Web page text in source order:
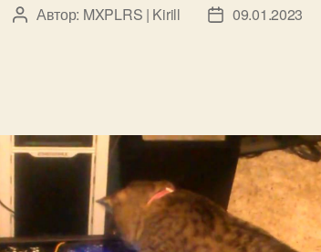
Автор
Автор: MXPLRS | Kirill
Дата09.01.2023